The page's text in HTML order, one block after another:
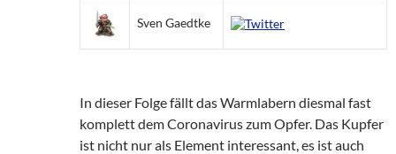
Sven Gaedtke
In dieser Folge fällt das Warmlabern diesmal fast
komplett dem Coronavirus zum Opfer. Das Kupfer
ist nicht nur als Element interessant, es ist auch